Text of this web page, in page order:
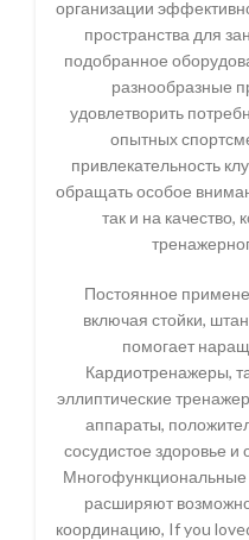
организации
пространства для
подобранное
разнообразные
удовлетворить
опытных
привлекательность
обращать особое
так и на качество,
Постоянное
включая стойки,
помогает
Кардиотренажеры,
эллиптические
аппараты,
сосудистое здоровье
Многофункциональные
расширяют
координацию, If you